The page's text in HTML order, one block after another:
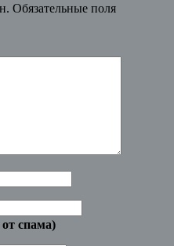
Обязательные поля
спама)